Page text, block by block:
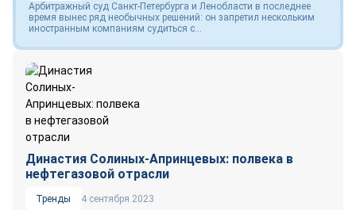
Арбитражный суд Санкт-Петербурга и Ленобласти в последнее
время вынес ряд необычных решений: он запретил нескольким
иностранным компаниям судиться с...
Династия Солиных-Апринцевых: полвека в
нефтегазовой отрасли
Тренды
4 сентября 2023